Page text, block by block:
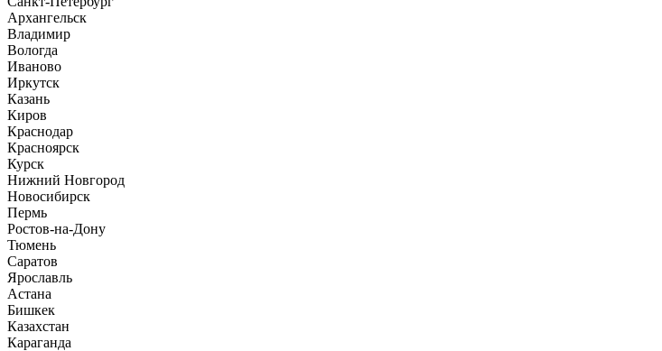
Архангельск
Владимир
Вологда
Иваново
Иркутск
Казань
Киров
Краснодар
Красноярск
Курск
Нижний Новгород
Новосибирск
Пермь
Ростов-на-Дону
Тюмень
Саратов
Ярославль
Астана
Бишкек
Казахстан
Караганда